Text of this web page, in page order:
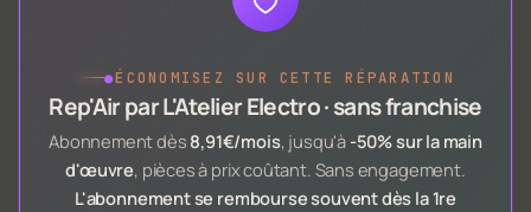
●ÉCONOMISEZ SUR CETTE RÉPARATION
Rep'Air par L'Atelier Electro · sans franchise
Abonnement dès 8,91€/mois, jusqu'à -50% sur la main
d'œuvre, pièces à prix coûtant. Sans engagement.
L'abonnement se rembourse souvent dès la 1re